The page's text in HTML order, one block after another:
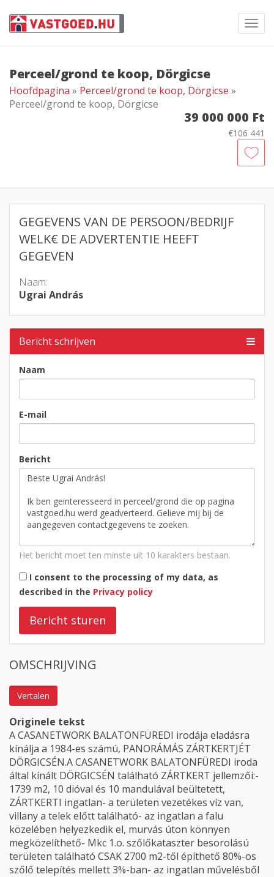
Perceel/grond te koop, Dörgicse
Hoofdpagina » Perceel/grond te koop, Dörgicse »
Perceel/grond te koop, Dörgicse
39 000 000 Ft
€106 441
GEGEVENS VAN DE PERSOON/BEDRIJF
WELK€ DE ADVERTENTIE HEEFT
GEGEVEN
Naam:
Ugrai András
Bericht schrijven
Naam
E-mail
Bericht
Het bericht moet ten minste uit 10 karakters bestaan.
I consent to the processing of my data, as
described in the Privacy policy
Bericht sturen
OMSCHRIJVING
Vertalen
Originele tekst
A CASANETWORK BALATONFÜREDI irodája eladásra
kínálja a 1984-es számú, PANORÁMÁS ZÁRTKERTJÉT
DÖRGICSÉN.A CASANETWORK BALATONFÜREDI iroda
által kínált DÖRGICSÉN található ZÁRTKERT jellemzői:-
1739 m2, 10 dióval és 10 mandulával beültetett,
ZÁRTKERTI ingatlan- a területen vezetékes víz van,
villany a telek előtt található- az ingatlan a falu
közelében helyezkedik el, murvás úton könnyen
megközelíthető- Mkc 1.o. szőlőkataszter besorolású
területen található CSAK 2700 m2-től építhető 80%-os
szőlő telepítés mellett 3%-ban- az ingatlan művelésből